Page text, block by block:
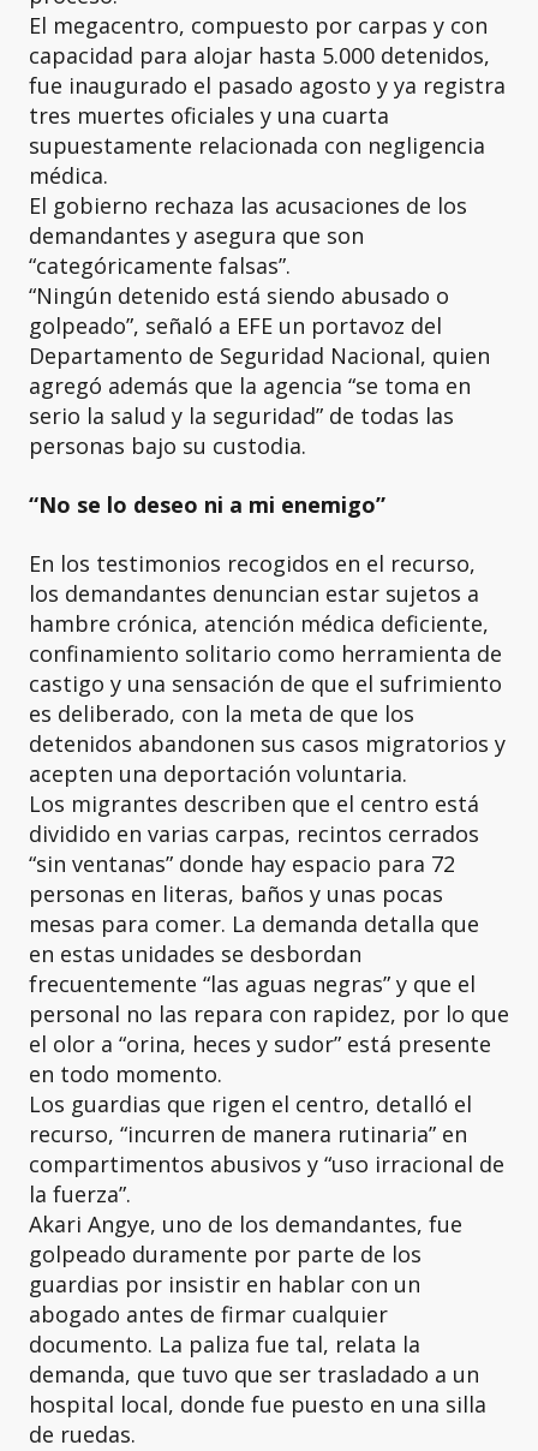
El megacentro, compuesto por carpas y con
capacidad para alojar hasta 5.000 detenidos,
fue inaugurado el pasado agosto y ya registra
tres muertes oficiales y una cuarta
supuestamente relacionada con negligencia
médica.
El gobierno rechaza las acusaciones de los
demandantes y asegura que son
“categóricamente falsas”.
“Ningún detenido está siendo abusado o
golpeado”, señaló a EFE un portavoz del
Departamento de Seguridad Nacional, quien
agregó además que la agencia “se toma en
serio la salud y la seguridad” de todas las
personas bajo su custodia.
“No se lo deseo ni a mi enemigo”
En los testimonios recogidos en el recurso,
los demandantes denuncian estar sujetos a
hambre crónica, atención médica deficiente,
confinamiento solitario como herramienta de
castigo y una sensación de que el sufrimiento
es deliberado, con la meta de que los
detenidos abandonen sus casos migratorios y
acepten una deportación voluntaria.
Los migrantes describen que el centro está
dividido en varias carpas, recintos cerrados
“sin ventanas” donde hay espacio para 72
personas en literas, baños y unas pocas
mesas para comer. La demanda detalla que
en estas unidades se desbordan
frecuentemente “las aguas negras” y que el
personal no las repara con rapidez, por lo que
el olor a “orina, heces y sudor” está presente
en todo momento.
Los guardias que rigen el centro, detalló el
recurso, “incurren de manera rutinaria” en
compartimentos abusivos y “uso irracional de
la fuerza”.
Akari Angye, uno de los demandantes, fue
golpeado duramente por parte de los
guardias por insistir en hablar con un
abogado antes de firmar cualquier
documento. La paliza fue tal, relata la
demanda, que tuvo que ser trasladado a un
hospital local, donde fue puesto en una silla
de ruedas.